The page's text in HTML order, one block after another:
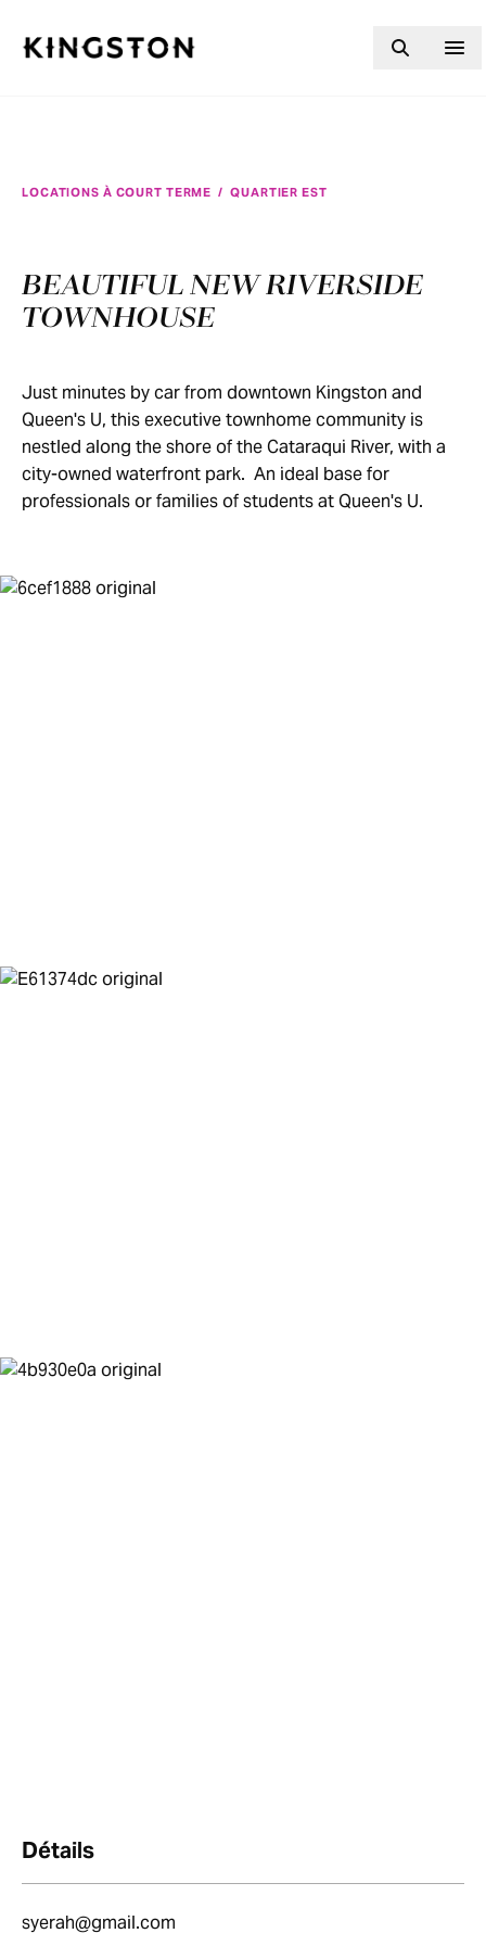
LOCATIONS À COURT TERME / QUARTIER EST
BEAUTIFUL NEW RIVERSIDE
TOWNHOUSE
Just minutes by car from downtown Kingston and
Queen's U, this executive townhome community is
nestled along the shore of the Cataraqui River, with a
city-owned waterfront park. An ideal base for
professionals or families of students at Queen's U.
Détails
syerah@gmail.com